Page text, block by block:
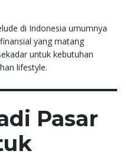
di Indonesia umumnya
yang matang
untuk kebutuhan
lifestyle.
Pasar